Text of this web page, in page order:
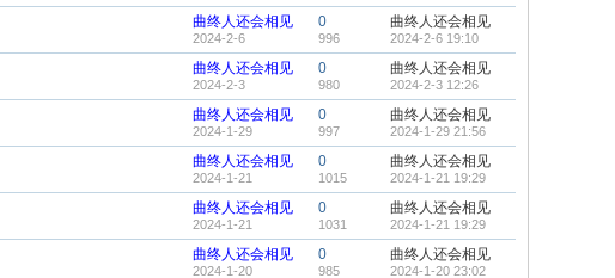
曲终人还会相见
2024-2-6
0
996
曲终人还会相见
2024-2-6 19:10
曲终人还会相见
2024-2-3
0
980
曲终人还会相见
2024-2-3 12:26
曲终人还会相见
2024-1-29
0
997
曲终人还会相见
2024-1-29 21:56
曲终人还会相见
2024-1-21
0
1015
曲终人还会相见
2024-1-21 19:29
曲终人还会相见
2024-1-21
0
1031
曲终人还会相见
2024-1-21 19:29
曲终人还会相见
2024-1-20
0
985
曲终人还会相见
2024-1-20 23:02